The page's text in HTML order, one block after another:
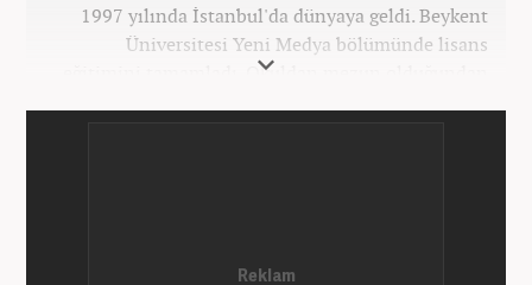
1997 yılında İstanbul'da dünyaya geldi. Beykent
Üniversitesi Yeni Medya bölümünde lisans
eğitimini tamamladı. Okuldan mezun olduğundan